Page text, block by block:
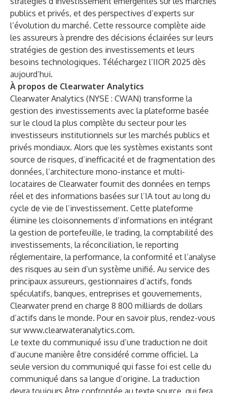
publics et privés, et des perspectives d’experts sur
l’évolution du marché. Cette ressource complète aide
les assureurs à prendre des décisions éclairées sur leurs
stratégies de gestion des investissements et leurs
besoins technologiques. Téléchargez l’IIOR 2025 dès
aujourd’hui.
À propos de Clearwater Analytics
Clearwater Analytics (NYSE : CWAN) transforme la
gestion des investissements avec la plateforme basée
sur le cloud la plus complète du secteur pour les
investisseurs institutionnels sur les marchés publics et
privés mondiaux. Alors que les systèmes existants sont
source de risques, d’inefficacité et de fragmentation des
données, l’architecture mono-instance et multi-
locataires de Clearwater fournit des données en temps
réel et des informations basées sur l’IA tout au long du
cycle de vie de l’investissement. Cette plateforme
élimine les cloisonnements d’informations en intégrant
la gestion de portefeuille, le trading, la comptabilité des
investissements, la réconciliation, le reporting
réglementaire, la performance, la conformité et l’analyse
des risques au sein d’un système unifié. Au service des
principaux assureurs, gestionnaires d’actifs, fonds
spéculatifs, banques, entreprises et gouvernements,
Clearwater prend en charge 8 800 milliards de dollars
d’actifs dans le monde. Pour en savoir plus, rendez-vous
surwww.clearwateranalytics.com.
Le texte du communiqué issu d’une traduction ne doit
d’aucune manière être considéré comme officiel. La
seule version du communiqué qui fasse foi est celle du
communiqué dans sa langue d’origine. La traduction
devra toujours être confrontée au texte source, qui fera